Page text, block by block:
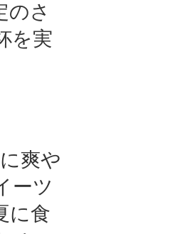
のさ
を実
爽や
ーツ
に食